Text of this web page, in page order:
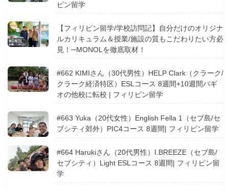
ピン留学
【フィリピン留学/学校訪問記】自分だけのオリジナ
ルカリキュラム＆授業/施設の質もこだわりたい方必
見！─MONOLを徹底取材！
#662 KIMIさん（30代男性）HELP Clark（クラーク/
クラーク経済特区）ESLコース 8週間+10週間バギ
オの他校に転校 | フィリピン留学
#663 Yuka（20代女性）English Fella 1（セブ島/セ
ブシティ郊外）PIC4コース 8週間| フィリピン留学
#664 Harukiさん（20代男性）I.BREEZE（セブ島/
セブシティ）Light ESLコース 8週間| フィリピン留
学